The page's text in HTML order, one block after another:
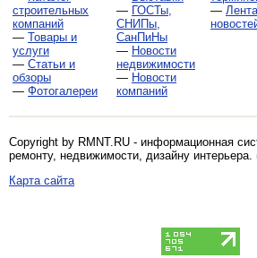
строительных
компаний
— Товары и
услуги
— Статьи и
обзоры
— Фотогалереи
— ГОСТы,
СНИПы,
СанПиНы
— Новости
недвижимости
— Новости
компаний
— Лента
Copyright by RMNT.RU - информационная
ремонту, недвижимости, дизайну интерьера.
Карта сайта